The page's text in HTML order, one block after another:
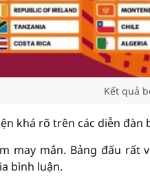
Kết quả
khá rõ trên các diễn đàn
may mắn. Bảng đấu
bình luận.